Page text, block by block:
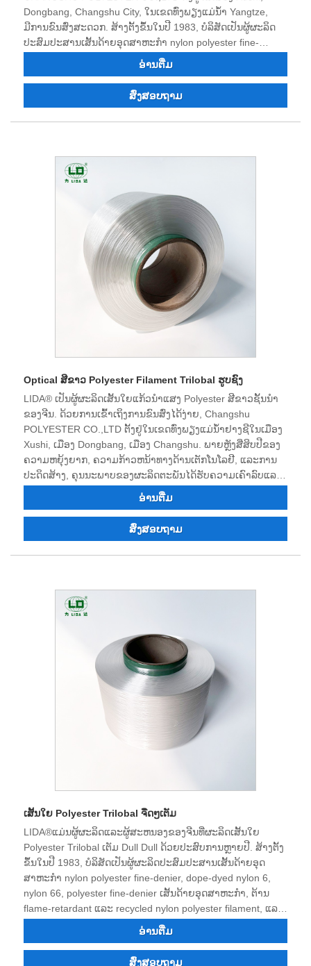
Dongbang, Changshu City, ໃນເຂດທົ່ງພຽງແມ່ນ້ໍາ Yangtze,
ມີການຂົນສົ່ງສະດວກ. ສ້າງຕັ້ງຂຶ້ນໃນປີ 1983, ບໍລິສັດເປັນຜູ້ຜະລິດ
ປະສົມປະສານເສັ້ນດ້າຍອຸດສາຫະກໍາ nylon polyester fine-
denier, dope-dyed nylon 6, nylon 66, polyester fine-denier
nylon polyester filament, ແລະທ່ານສາມາດສັ່ງ polyester nylon
ອຸດສາຫະກໍາ. ເສັ້ນດ້າຍ, ເສັ້ນດ້າຍຍ້ອມສີ dope.
ອ່ານ​ຕື່ມ
ສົ່ງສອບຖາມ
Optical ສີຂາວ Polyester Filament Trilobal ຮູບຊົງ
LIDA® ເປັນຜູ້ຜະລິດເສັ້ນໃຍແກ້ວນໍາແສງ Polyester ສີຂາວຊັ້ນນໍາ
ຂອງຈີນ. ດ້ວຍ​ການ​ເຂົ້າ​ເຖິງ​ການ​ຂົນ​ສົ່ງ​ໄດ້​ງ່າຍ, Changshu
POLYESTER CO.,LTD ຕັ້ງ​ຢູ່​ໃນ​ເຂດ​ທົ່ງ​ພຽງ​ແມ່​ນ້ຳ​ຢາງ​ຊີ​ໃນ​ເມືອງ
Xushi, ເມືອງ Dongbang, ເມືອງ Changshu. ພາຍຫຼັງສີ່ສິບປີຂອງ
ຄວາມຫຍຸ້ງຍາກ, ຄວາມກ້າວຫນ້າທາງດ້ານເຕັກໂນໂລຢີ, ແລະການ
ປະດິດສ້າງ, ຄຸນນະພາບຂອງຜະລິດຕະພັນໄດ້ຮັບຄວາມເຄົາລົບແລະ
ຊົມເຊີຍຂອງລູກຄ້າຫຼາຍ. ປະຈຸ​ບັນ, ທຸ​ລະ​ກິດ​ມີ​ກຳ​ລັງ​ແຮງ​ງານ​ດ້ານ​
ເຕັກ​ນິກ​ທີ່​ເຂັ້ມ​ແຂງ, ມີ​ເຄື່ອງ​ມື​ອັນ​ດັບ​ໜຶ່ງ, ມີ​ອຸ​ປະ​ກອນ​ການ​ທົດ​ສອບ​ຄົບ​
ຖ້ວນ, ຜະ​ລິດ​ຕະ​ພັນ​ທີ່​ມີ​ຄຸນ​ນະ​ພາບ​ສູງ, ມີ​ຊື່​ສຽງ​ແຂງ​ແຮງ, ມີ​ຄວາມ​
ສາ​ມາດ​ນຳ​ເຂົ້າ ແລະ ສົ່ງ​ອອກ. ພວກເຮົາແນ່ໃຈວ່າພວກເຮົາສາມາດ
ອ່ານ​ຕື່ມ
ສົ່ງສອບຖາມ
ເສັ້ນໃຍ Polyester Trilobal ຈືດໆເຕັມ
LIDA®ແມ່ນຜູ້ຜະລິດແລະຜູ້ສະຫນອງຂອງຈີນທີ່ຜະລິດເສັ້ນໃຍ
Polyester Trilobal ເຕັມ Dull Dull ດ້ວຍປະສົບການຫຼາຍປີ. ສ້າງຕັ້ງ
ຂຶ້ນໃນປີ 1983, ບໍລິສັດເປັນຜູ້ຜະລິດປະສົມປະສານເສັ້ນດ້າຍອຸດ
ສາຫະກໍາ nylon polyester fine-denier, dope-dyed nylon 6,
nylon 66, polyester fine-denier ເສັ້ນດ້າຍອຸດສາຫະກໍາ, ຕ້ານ
flame-retardant ແລະ recycled nylon polyester filament, ແລະ
ທ່ານສາມາດສັ່ງ polyester nylon ອຸດສາຫະກໍາ. ເສັ້ນດ້າຍ, ເສັ້ນ
ດ້າຍຍ້ອມສີ dope. ໃນປັດຈຸບັນບໍລິສັດມີຄວາມເຂັ້ມແຂງດ້ານ
ວິຊາການ, ອຸປະກອນທີ່ດີເລີດ, ອຸປະກອນການທົດສອບທີ່ສົມບູນ,
ອ່ານ​ຕື່ມ
ສົ່ງສອບຖາມ